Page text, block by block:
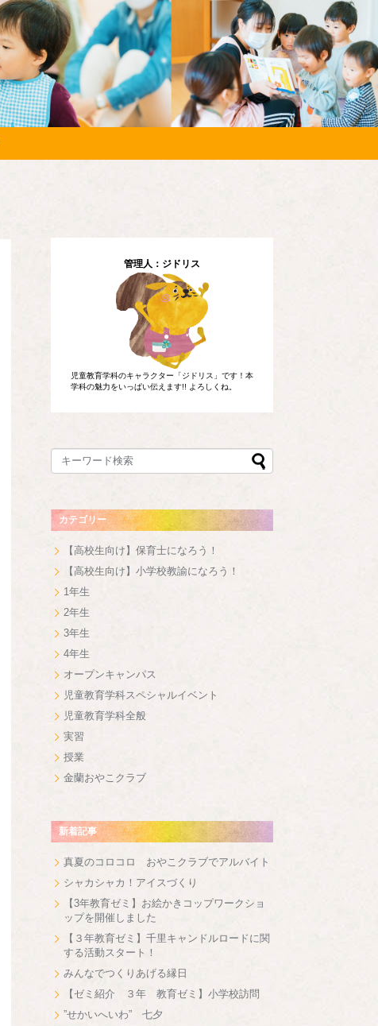
管理人：ジドリス
児童教育学科のキャラクター「ジドリス」です！本
学科の魅力をいっぱい伝えます!! よろしくね。
カテゴリー
【高校生向け】保育士になろう！
【高校生向け】小学校教諭になろう！
1年生
2年生
3年生
4年生
オープンキャンパス
児童教育学科スペシャルイベント
児童教育学科全般
実習
授業
金蘭おやこクラブ
新着記事
真夏のコロコロ おやこクラブでアルバイト
シャカシャカ！アイスづくり
【3年教育ゼミ】お絵かきコップワークショ
ップを開催しました
【３年教育ゼミ】千里キャンドルロードに関
する活動スタート！
みんなでつくりあげる縁日
【ゼミ紹介 ３年 教育ゼミ】小学校訪問
”せかいへいわ” 七夕